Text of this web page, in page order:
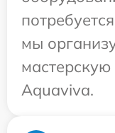
мы
Aquaviva.